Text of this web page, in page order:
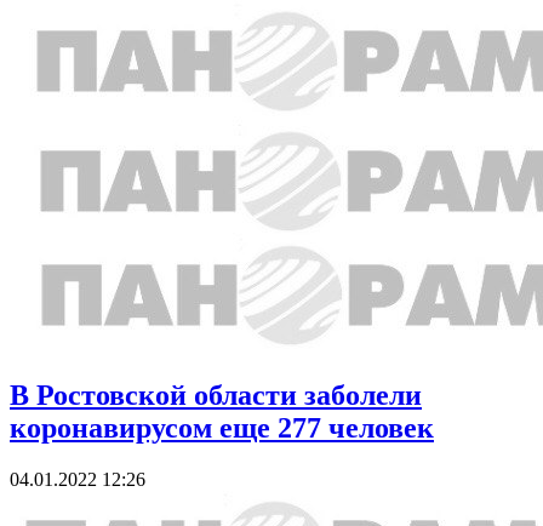
В Ростовской области заболели
коронавирусом еще 277 человек
04.01.2022 12:26